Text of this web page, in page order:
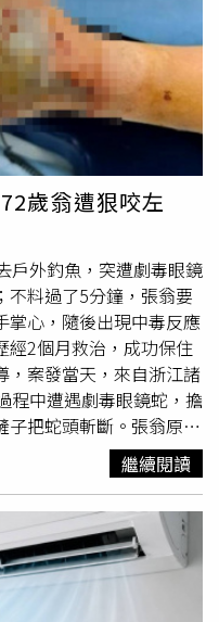
，會直接破壞腸道菌群
道症狀。因此，看似日常
反而可能變成不斷將致
的急性腸胃問題，生物膜
；部分黴菌在生長過程中
期低劑量接觸與肝臟損傷
成劇毒黴菌的機率相對
容器而言，風險依然客
帶入呼吸道，誘發咳嗽
人而異，其中嬰幼兒與
免疫系統尚未發育成熟，
病菌，引發急性腸胃炎
家長在準備兒童飲水器具
、化療患者或長期服藥
角更是隱形殺手；體弱者
比一般人更嚴重的消化道
家建議，各類吸管與杯具
若發現內壁出現無法清除
水安全。
歲翁遭狠咬左
戶外釣魚，突遭劇毒眼鏡
不料過了5分鐘，張翁要
掌心，隨後出現中毒反應
經2個月救治，成功保住
，案發當天，來自浙江諸
程中遭遇劇毒眼鏡蛇，擔
子把蛇頭斬斷。張翁原以
，已離體的蛇頭因神經反
張翁左手掌心。張翁被咬
鐘內出現胸悶、噁心及視
浙江省中醫院急診科救
臂已腫脹變黑紫色像茄
肌酸激酶等指標飆升，
心臟」三重毒性發作。
繼續閱讀